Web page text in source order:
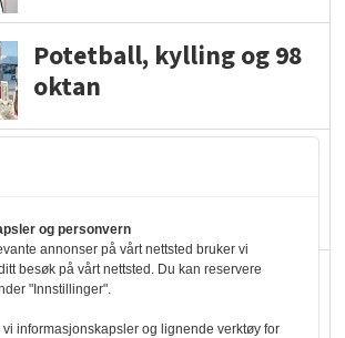
Potetball, kylling og 98
oktan
serveringstilbud
Vokser med ferdigmat
i dagligvare
og personvern
annonser på vårt nettsted bruker vi
besøk på vårt nettsted. Du kan reservere
"Innstillinger".
vi informasjonskapsler og lignende verktøy for